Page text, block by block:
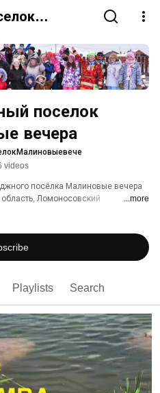
поселок
вечера
videos
посёлка Малиновые вечера
Ломоносовский
...more
Playlists Search